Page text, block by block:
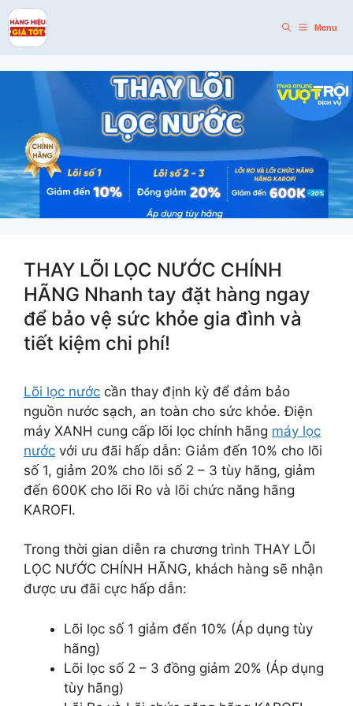
Skip
to
content
Menu
THAY LÕI LỌC NƯỚC CHÍNH
HÃNG Nhanh tay đặt hàng ngay
để bảo vệ sức khỏe gia đình và
tiết kiệm chi phí!
Lõi lọc nước cần thay định kỳ để đảm bảo
nguồn nước sạch, an toàn cho sức khỏe. Điện
máy XANH cung cấp lõi lọc chính hãng máy lọc
nước với ưu đãi hấp dẫn: Giảm đến 10% cho lõi
số 1, giảm 20% cho lõi số 2 – 3 tùy hãng, giảm
đến 600K cho lõi Ro và lõi chức năng hãng
KAROFI.
Trong thời gian diễn ra chương trình THAY LÕI
LỌC NƯỚC CHÍNH HÃNG, khách hàng sẽ nhận
được ưu đãi cực hấp dẫn:
Lõi lọc số 1 giảm đến 10% (Áp dụng tùy
hãng)
Lõi lọc số 2 – 3 đồng giảm 20% (Áp dụng
tùy hãng)